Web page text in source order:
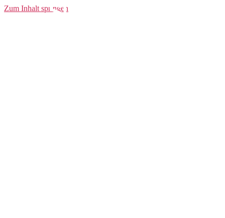
Zum Inhalt springenSweat-Pants